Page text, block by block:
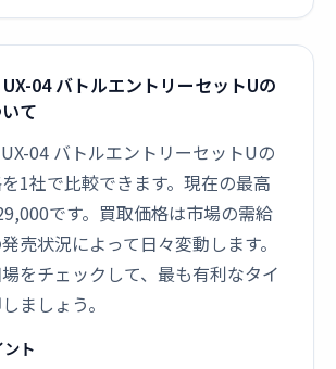
UX-04 バトルエントリーセットUの
て
UX-04 バトルエントリーセットUの
1社で比較できます。現在の最高
です。買取価格は市場の需給
売状況によって日々変動します。
をチェックして、最も有利なタイ
ましょう。
ト